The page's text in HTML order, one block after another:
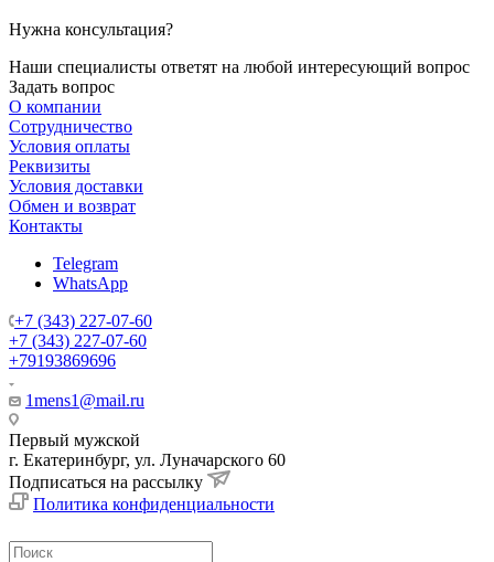
Нужна консультация?
Наши специалисты ответят на любой интересующий вопрос
Задать вопрос
О компании
Сотрудничество
Условия оплаты
Реквизиты
Условия доставки
Обмен и возврат
Контакты
Telegram
WhatsApp
+7 (343) 227-07-60
+7 (343) 227-07-60
+79193869696
1mens1@mail.ru
Первый мужской
г. Екатеринбург, ул. Луначарского 60
Подписаться на рассылку
Политика конфиденциальности